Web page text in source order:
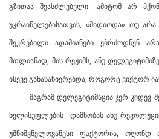
გზითაა შეასძლებელი. ამიტომ არ
უკრაინელებისათვის, «მიდიოდა» თუ
შეკრებილი ადამიანები ებრძოდნენ
მთლიანად, მის რეჟიმს, ანუ
ისევე განასახიერებდა, როგორც ვიქტორ
მაგრამ დელეგიტიმაცია ჯერ კიდევ
ხელისუფლების დამხობას ანუ
უმნიშვნელოვანესი ფაქტორია, ოღონდ